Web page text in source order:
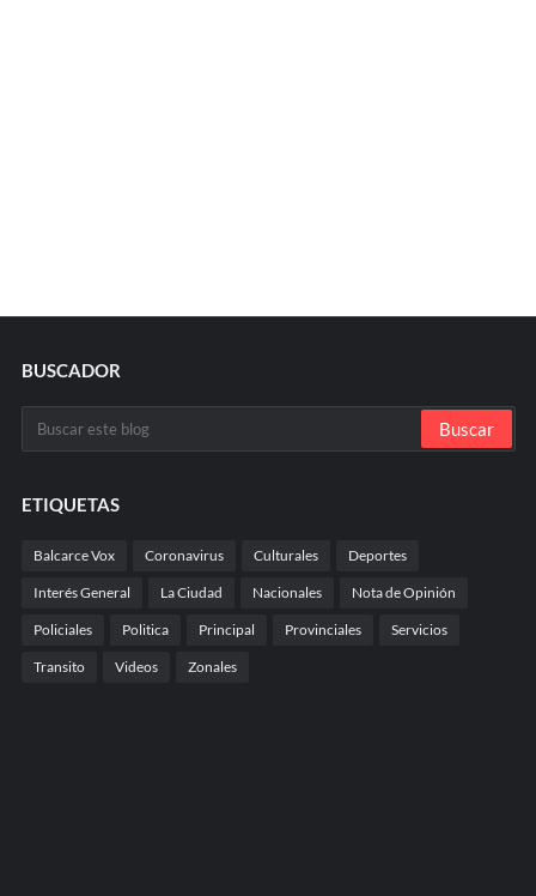
BUSCADOR
ETIQUETAS
Balcarce Vox Coronavirus Culturales Deportes
Interés General La Ciudad Nacionales Nota de Opinión
Policiales Politica Principal Provinciales Servicios
Transito Videos Zonales